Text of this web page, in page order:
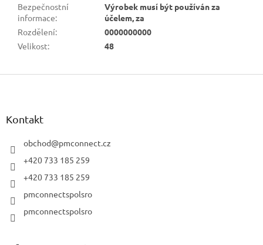
Bezpečnostní
informace:
Výrobek musí být používán za
účelem, za
Rozdělení:
0000000000
Velikost: 48
Z
Kontakt
obchod@pmconnect.cz
+420 733 185 259
+420 733 185 259
pmconnectspolsro
pmconnectspolsro